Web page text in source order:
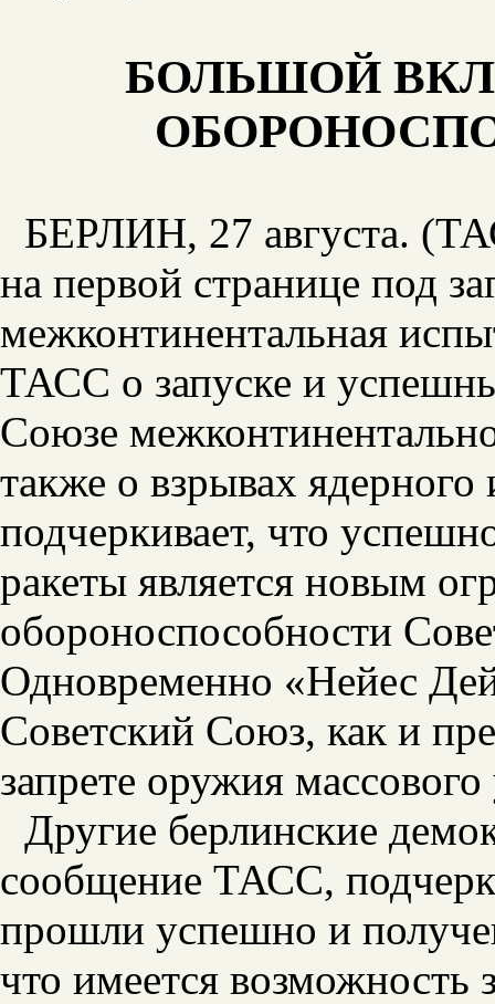
БОЛЬШОЙ
БЕРЛИН, 27 августа.
на первой странице под
межконтинентальная
ТАСС о запуске и
Союзе
также о взрывах
подчеркивает, что
ракеты является новым
обороноспособности
Одновременно «Нейес
Советский Союз, как и
запрете оружия
Другие берлинские
сообщение ТАСС,
прошли успешно и
что имеется возможность